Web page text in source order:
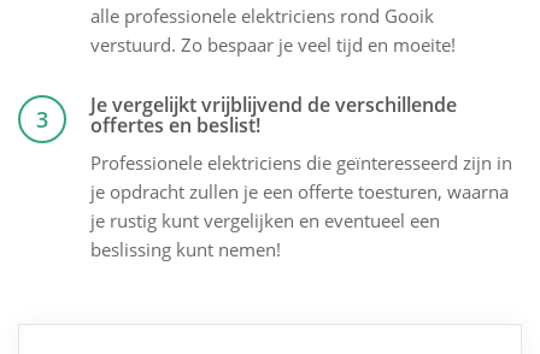
alle professionele elektriciens rond Gooik
verstuurd. Zo bespaar je veel tijd en moeite!
3 Je vergelijkt vrijblijvend de verschillende
offertes en beslist!
Professionele elektriciens die geïnteresseerd zijn in
je opdracht zullen je een offerte toesturen, waarna
je rustig kunt vergelijken en eventueel een
beslissing kunt nemen!